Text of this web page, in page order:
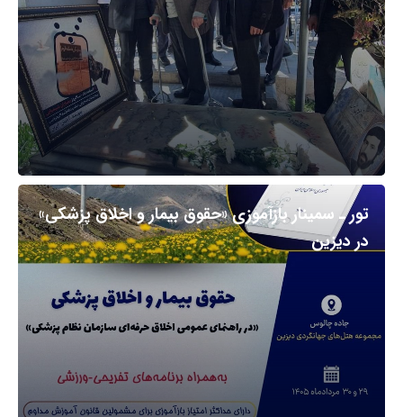
تور ـ سمینار بازآموزی «حقوق بیمار و اخلاق پزشکی»
در دیزین